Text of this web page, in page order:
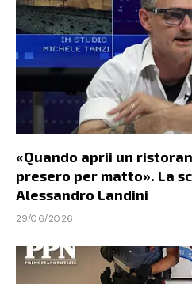
«Quando aprii un
presero per matto». La
Alessandro Landini
29/06/2026